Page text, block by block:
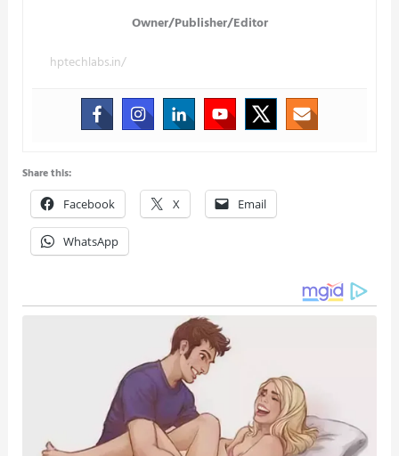
Owner/Publisher/Editor
hptechlabs.in/
Share this:
Facebook X Email
WhatsApp